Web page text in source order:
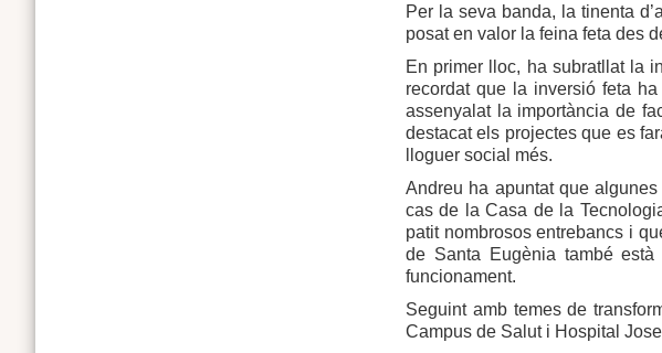
Per la seva banda, la tinenta
posat en valor la feina feta des
En primer lloc, ha subratllat la
recordat que la inversió feta
assenyalat la importància de
destacat els projectes que es
lloguer social més.
Andreu ha apuntat que
cas de la Casa de la
patit nombrosos entrebancs i
de Santa Eugènia també
funcionament.
Seguint amb temes de
Campus de Salut i Hospital